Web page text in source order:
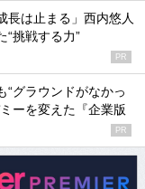
長は止まる」西内悠人
“挑戦する力”
PR
“グラウンドがなかっ
ーを変えた『企業版
PR